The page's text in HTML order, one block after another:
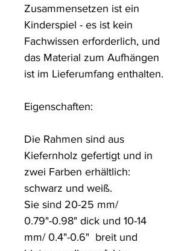
Zusammensetzen ist ein
Kinderspiel - es ist kein
Fachwissen erforderlich, und
das Material zum Aufhängen
ist im Lieferumfang enthalten.
Eigenschaften:
Die Rahmen sind aus
Kiefernholz gefertigt und in
zwei Farben erhältlich:
schwarz und weiß.
Sie sind 20-25 mm/
0.79"-0.98" dick und 10-14
mm/ 0.4"-0.6"  breit und